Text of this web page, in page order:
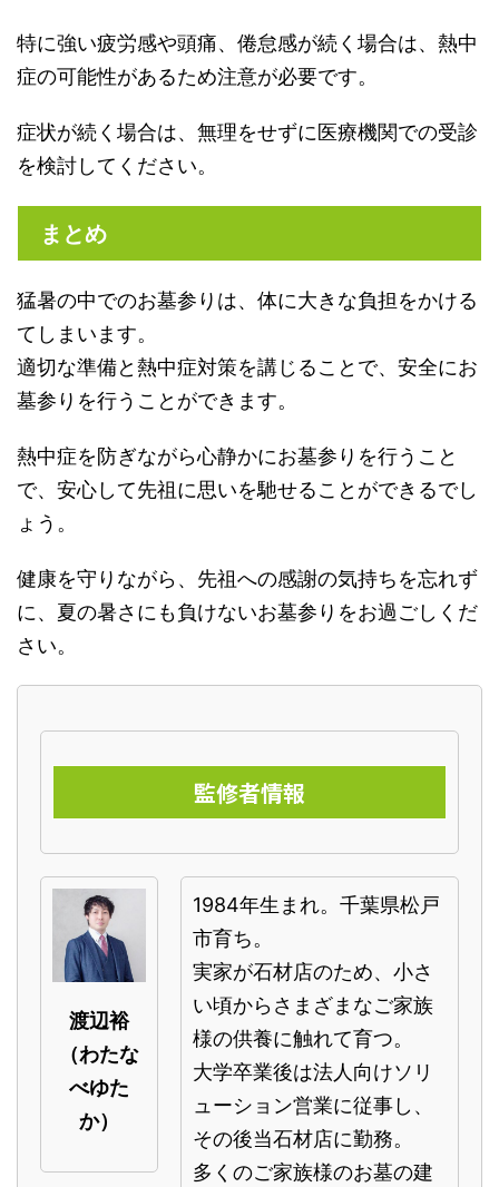
特に強い疲労感や頭痛、倦怠感が続く場合は、熱中
症の可能性があるため注意が必要です。
症状が続く場合は、無理をせずに医療機関での受診
を検討してください。
まとめ
猛暑の中でのお墓参りは、体に大きな負担をかける
てしまいます。
適切な準備と熱中症対策を講じることで、安全にお
墓参りを行うことができます。
熱中症を防ぎながら心静かにお墓参りを行うこと
で、安心して先祖に思いを馳せることができるでし
ょう。
健康を守りながら、先祖への感謝の気持ちを忘れず
に、夏の暑さにも負けないお墓参りをお過ごしくだ
さい。
監修者情報
渡辺裕
（わたな
べゆた
か）
1984年生まれ。千葉県松戸
市育ち。
実家が石材店のため、小さ
い頃からさまざまなご家族
様の供養に触れて育つ。
大学卒業後は法人向けソリ
ューション営業に従事し、
その後当石材店に勤務。
多くのご家族様のお墓の建